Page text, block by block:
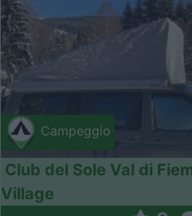
Campeggio
Club del Sole Val di
Village